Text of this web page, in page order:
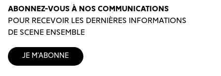
ABONNEZ-VOUS À NOS COMMUNICATIONS
POUR RECEVOIR LES DERNIÈRES INFORMATIONS
DE SCENE ENSEMBLE
Je m’abonne